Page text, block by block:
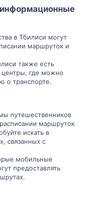
информационные
в Тбилиси могут
маршруток и
также есть
где можно
о транспорте.
путешественников
маршруток
искать в
связанных с
мобильные
предоставлять